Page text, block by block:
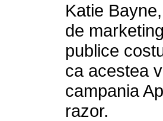
Katie
de
publice
ca acestea
campania
razor.